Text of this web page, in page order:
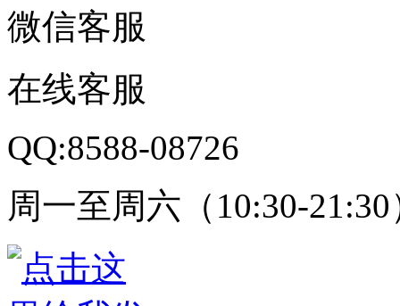
微信客服
在线客服
QQ:8588-08726
周一至周六（10:30-21:30